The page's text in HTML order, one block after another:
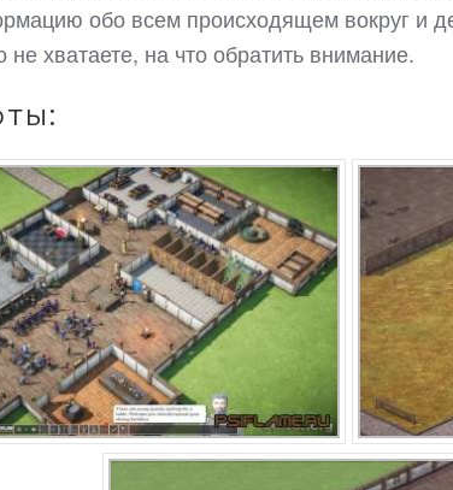
обо всем происходящем вокруг и
не хватаете, на что обратить внимание.